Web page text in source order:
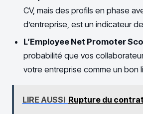
CV, mais des profils en phase
d’entreprise, est un indicateur
L’Employee Net Promoter
probabilité que vos
votre entreprise comme un bon
LIRE AUSSI Rupture du